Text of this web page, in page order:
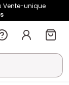
unique